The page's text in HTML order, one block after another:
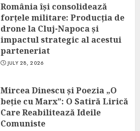
România își consolidează
forțele militare: Producția de
drone la Cluj-Napoca și
impactul strategic al acestui
parteneriat
JULY 28, 2026
Mircea Dinescu și Poezia „O
beție cu Marx”: O Satiră Lirică
Care Reabilitează Ideile
Comuniste